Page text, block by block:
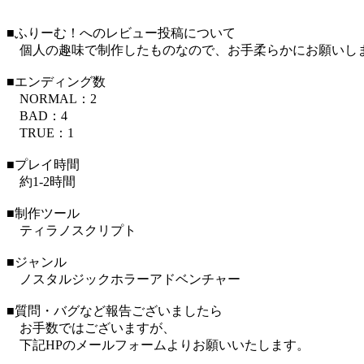
■ふりーむ！へのレビュー投稿について
個人の趣味で制作したものなので、お手柔らかにお願いし
■エンディング数
NORMAL：2
BAD：4
TRUE：1
■プレイ時間
約1-2時間
■制作ツール
ティラノスクリプト
■ジャンル
ノスタルジックホラーアドベンチャー
■質問・バグなど報告ございましたら
お手数ではございますが、
下記HPのメールフォームよりお願いいたします。